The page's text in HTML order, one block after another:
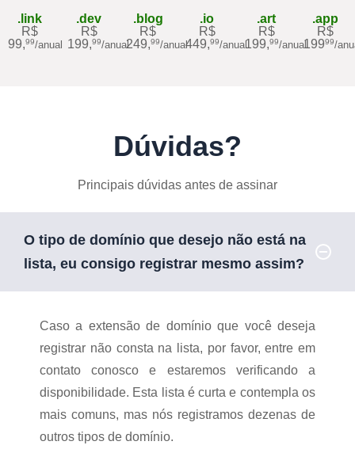
.link
R$
99,99/anual
.dev
R$
199,99/anual
.blog
R$
249,99/anual
.io
R$
449,99/anual
.art
R$
199,99/anual
.app
R$
19999/
Dúvidas?
Principais dúvidas antes de assinar
O tipo de domínio que desejo não está na
lista, eu consigo registrar mesmo assim?
Caso a extensão de domínio que você deseja
registrar não consta na lista, por favor, entre em
contato conosco e estaremos verificando a
disponibilidade. Esta lista é curta e contempla os
mais comuns, mas nós registramos dezenas de
outros tipos de domínio.